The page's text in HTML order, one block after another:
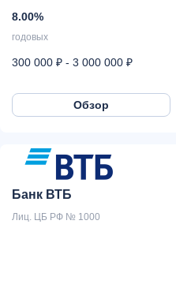
8.00%
годовых
300 000 ₽ - 3 000 000 ₽
Обзор
Банк ВТБ
Лиц. ЦБ РФ № 1000